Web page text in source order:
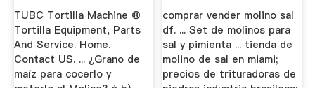
TUBC Tortilla Machine ®
Tortilla Equipment, Parts
And Service. Home.
Contact US. ... ¿Grano de
maíz para cocerlo y
comprar vender molino sal
df. ... Set de molinos para
sal y pimienta ... tienda de
molino de sal en miami;
precios de trituradoras de